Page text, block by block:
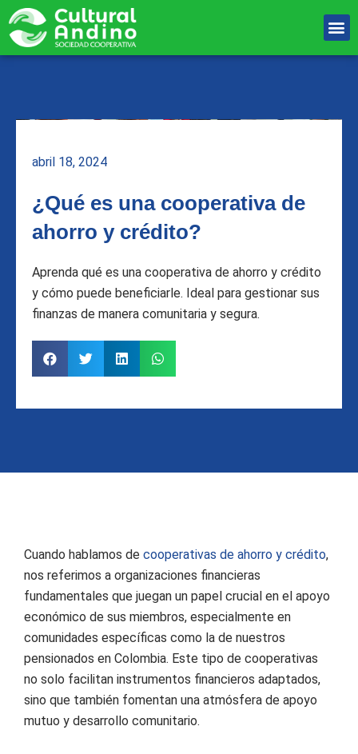
contenido
abril 18, 2024
¿Qué es una cooperativa de
ahorro y crédito?
Aprenda qué es una cooperativa de ahorro y crédito
y cómo puede beneficiarle. Ideal para gestionar sus
finanzas de manera comunitaria y segura.
Cuando hablamos de cooperativas de ahorro y crédito,
nos referimos a organizaciones financieras
fundamentales que juegan un papel crucial en el apoyo
económico de sus miembros, especialmente en
comunidades específicas como la de nuestros
pensionados en Colombia. Este tipo de cooperativas
no solo facilitan instrumentos financieros adaptados,
sino que también fomentan una atmósfera de apoyo
mutuo y desarrollo comunitario.